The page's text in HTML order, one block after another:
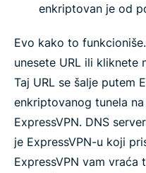
enkriptovan je od
Evo kako to
unesete URL ili kliknete
Taj URL se šalje putem
enkriptovanog tunela
ExpressVPN. DNS
je ExpressVPN-u koji
ExpressVPN vam